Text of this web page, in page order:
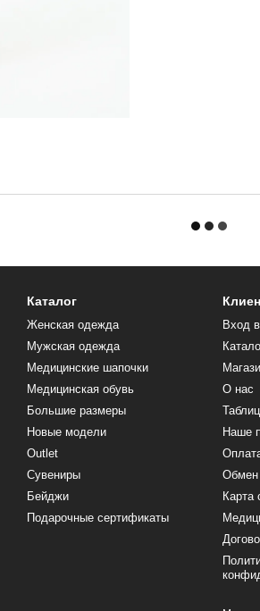
Каталог
Женская одежда
Мужская одежда
Медицинские шапочки
Медицинская обувь
Большие размеры
Новые модели
Outlet
Сувениры
Бейджи
Подарочные сертификаты
Вход
О нас
Наше
Обмен
Карта